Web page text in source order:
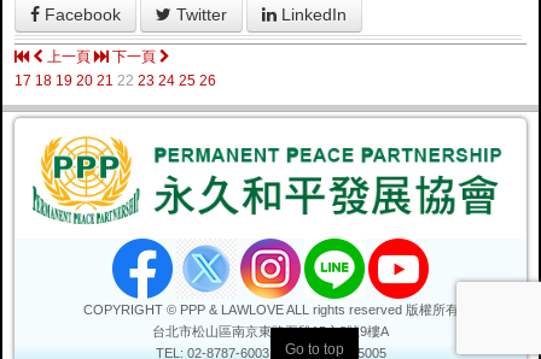
Facebook Twitter LinkedIn
上一頁
下一頁
17 18 19 20 21 22 23 24 25 26
COPYRIGHT © PPP & LAWLOVE ALL rights reserved 版權所有
台北市松山區南京東路五段15之8號9樓A
TEL: 02-8787-6003FAX: 02-2761-5005
Go to top